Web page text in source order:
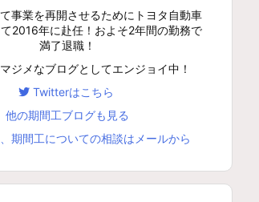
事業を再開させるためにトヨタ自動車
2016年に赴任！およそ2年間の勤務で
満了退職！
ジメなブログとしてエンジョイ中！
Twitterはこちら
他の期間工ブログも見る
期間工についての相談はメールから